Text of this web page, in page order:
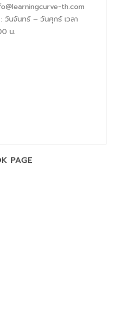
th.com
: วันจันทร์ – วันศุกร์ เวลา
น.
PAGE